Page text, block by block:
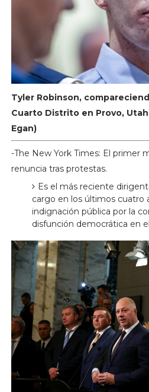
Tyler Robinson,
Cuarto Distrito en Provo,
Egan)
-The New York Times: El primer
renuncia tras protestas.
Es el más reciente
cargo en los últimos cuatro
indignación pública por la
disfunción democrática en